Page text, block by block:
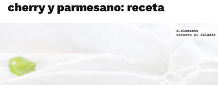
cherry y parmesano: receta